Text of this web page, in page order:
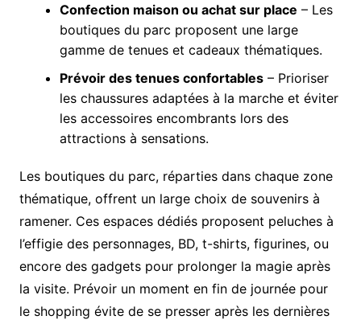
Confection maison ou achat sur place – Les
boutiques du parc proposent une large
gamme de tenues et cadeaux thématiques.
Prévoir des tenues confortables– Prioriser
les chaussures adaptées à la marche et éviter
les accessoires encombrants lors des
attractions à sensations.
Les boutiques du parc, réparties dans chaque zone
thématique, offrent un large choix de souvenirs à
ramener. Ces espaces dédiés proposent peluches à
l’effigie des personnages, BD, t-shirts, figurines, ou
encore des gadgets pour prolonger la magie après
la visite. Prévoir un moment en fin de journée pour
le shopping évite de se presser après les dernières